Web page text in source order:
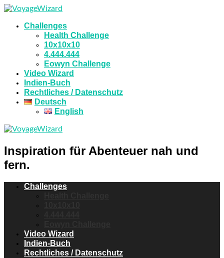
Challenges
Health Challenge
10x10x10
4.444.444
Eowyn Challenge
Video Wizard
Indien-Buch
Rechtliches / Datenschutz
Deutsch
English
Inspiration für Abenteuer nah und
fern.
Challenges
Video Wizard
Indien-Buch
Rechtliches / Datenschutz